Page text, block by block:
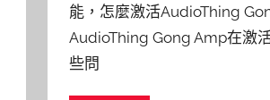
能，怎麼激活AudioThing
AudioThing Gong Amp在激
些問